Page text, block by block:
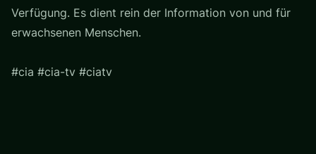
Verfügung. Es dient rein der Information von und für
erwachsenen Menschen.
#cia #cia-tv #ciatv